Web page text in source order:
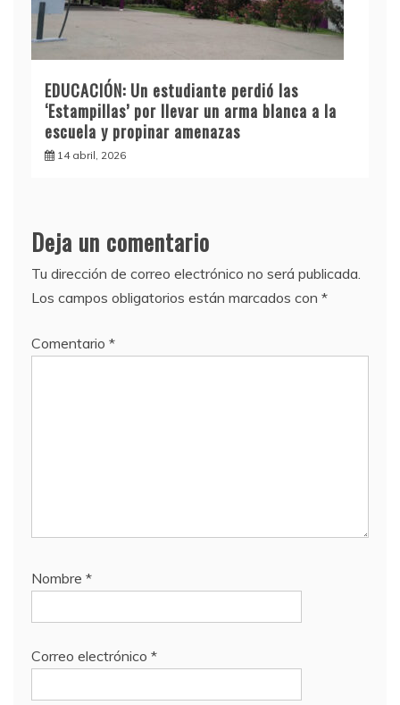
EDUCACIÓN: Un estudiante perdió las
‘Estampillas’ por llevar un arma blanca a la
escuela y propinar amenazas
14 abril, 2026
Deja un comentario
Tu dirección de correo electrónico no será publicada.
Los campos obligatorios están marcados con *
Comentario *
Nombre *
Correo electrónico *